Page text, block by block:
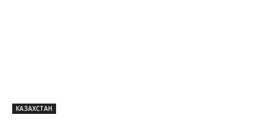
КАЗАХСТАН